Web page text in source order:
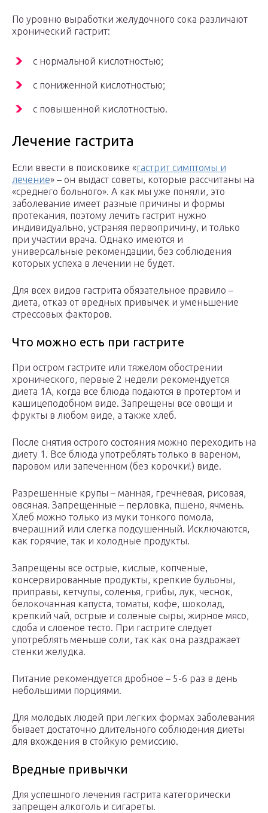
По уровню выработки желудочного сока различают
хронический гастрит:
с нормальной кислотностью;
с пониженной кислотностью;
с повышенной кислотностью.
Лечение гастрита
Если ввести в поисковике «гастрит симптомы и
лечение» – он выдаст советы, которые рассчитаны на
«среднего больного». А как мы уже поняли, это
заболевание имеет разные причины и формы
протекания, поэтому лечить гастрит нужно
индивидуально, устраняя первопричину, и только
при участии врача. Однако имеются и
универсальные рекомендации, без соблюдения
которых успеха в лечении не будет.
Для всех видов гастрита обязательное правило –
диета, отказ от вредных привычек и уменьшение
стрессовых факторов.
Что можно есть при гастрите
При остром гастрите или тяжелом обострении
хронического, первые 2 недели рекомендуется
диета 1А, когда все блюда подаются в протертом и
кашицеподобном виде. Запрещены все овощи и
фрукты в любом виде, а также хлеб.
После снятия острого состояния можно переходить на
диету 1. Все блюда употреблять только в вареном,
паровом или запеченном (без корочки!) виде.
Разрешенные крупы – манная, гречневая, рисовая,
овсяная. Запрещенные – перловка, пшено, ячмень.
Хлеб можно только из муки тонкого помола,
вчерашний или слегка подсушенный. Исключаются,
как горячие, так и холодные продукты.
Запрещены все острые, кислые, копченые,
консервированные продукты, крепкие бульоны,
приправы, кетчупы, соленья, грибы, лук, чеснок,
белокочанная капуста, томаты, кофе, шоколад,
крепкий чай, острые и соленые сыры, жирное мясо,
сдоба и слоеное тесто. При гастрите следует
употреблять меньше соли, так как она раздражает
стенки желудка.
Питание рекомендуется дробное – 5-6 раз в день
небольшими порциями.
Для молодых людей при легких формах заболевания
бывает достаточно длительного соблюдения диеты
для вхождения в стойкую ремиссию.
Вредные привычки
Для успешного лечения гастрита категорически
запрещен алкоголь и сигареты.